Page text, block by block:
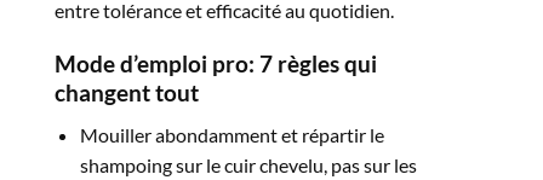
entre tolérance et efficacité au quotidien.​
Mode d’emploi pro: 7 règles qui
changent tout
Mouiller abondamment et répartir le
shampoing sur le cuir chevelu, pas sur les